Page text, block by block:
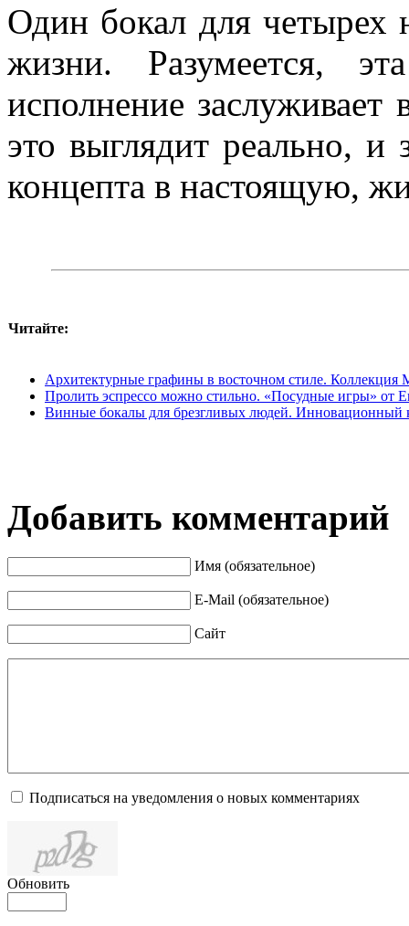
Один бокал для четырех
жизни. Разумеется,
исполнение
это выглядит реально, и
концепта в настоящую,
Читайте:
Архитектурные графины в восточном стиле. Коллекция
Пролить эспрессо можно стильно. «Посудные игры» от
Винные бокалы для брезгливых людей. Инновационный
Добавить комментарий
Имя (обязательное)
E-Mail (обязательное)
Сайт
Подписаться на уведомления о новых комментариях
Обновить